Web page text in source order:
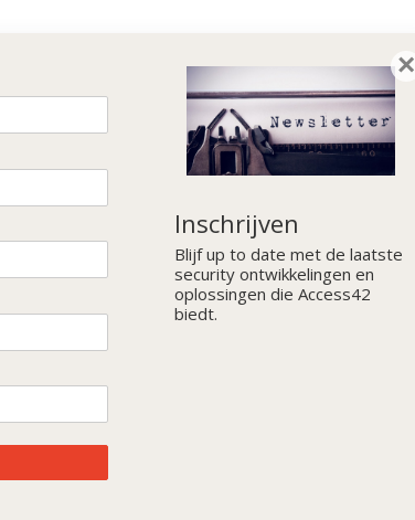
×
Inschrijven
Blijf up to date met de laatste
security ontwikkelingen en
oplossingen die Access42
biedt.